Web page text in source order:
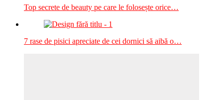
Top secrete de beauty pe care le folosește orice…
7 rase de pisici apreciate de cei dornici să aibă o…